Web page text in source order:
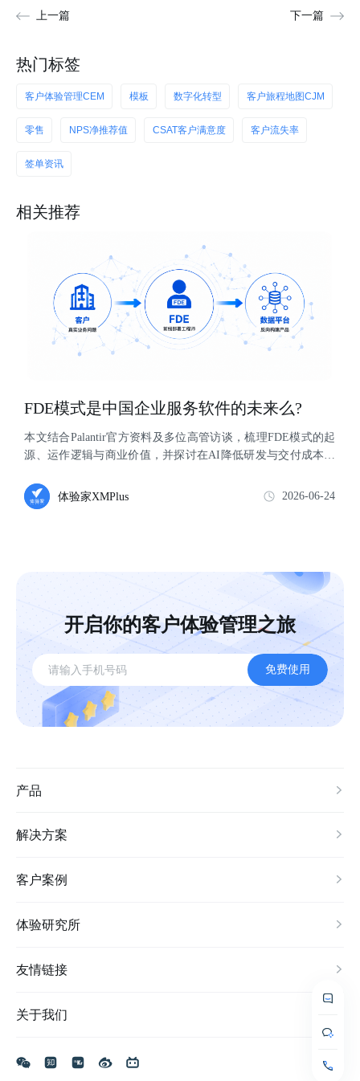
上一篇 下一篇
热门标签
客户体验管理CEM 模板 数字化转型 客户旅程地图CJM
零售 NPS净推荐值 CSAT客户满意度 客户流失率
签单资讯
相关推荐
FDE模式是中国企业服务软件的未来么?
本文结合Palantir官方资料及多位高管访谈，梳理FDE模式的起
源、运作逻辑与商业价值，并探讨在AI降低研发与交付成本的
体验家XMPlus
2026-06-24
开启你的客户体验管理之旅
免费使用
产品
解决方案
客户案例
体验研究所
友情链接
关于我们